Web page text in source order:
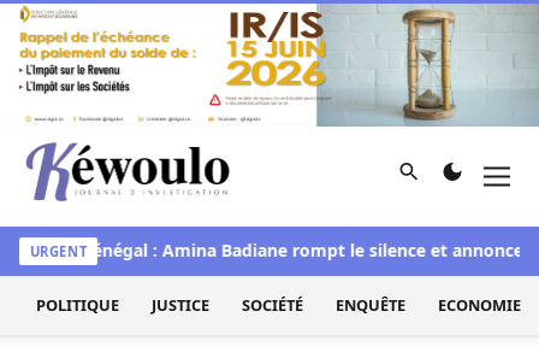
Aller au contenu
Kéwoulo, le premier site d'information et d'investigation
Rechercher
URGENT
Miss Sénégal : Amina Badiane rompt le silence et annonce
POLITIQUE JUSTICE SOCIÉTÉ ENQUÊTE ECONOMIE